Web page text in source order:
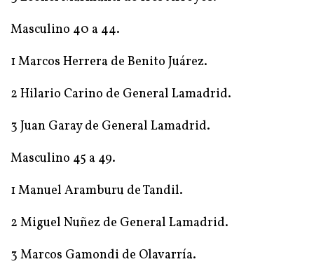
Masculino 40 a 44.
1 Marcos Herrera de Benito Juárez.
2 Hilario Carino de General Lamadrid.
3 Juan Garay de General Lamadrid.
Masculino 45 a 49.
1 Manuel Aramburu de Tandil.
2 Miguel Nuñez de General Lamadrid.
3 Marcos Gamondi de Olavarría.